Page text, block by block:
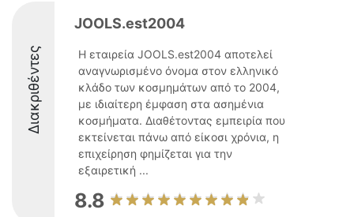
Διακριθέντες
JOOLS.est2004
Η εταιρεία JOOLS.est2004 αποτελεί
αναγνωρισμένο όνομα στον ελληνικό
κλάδο των κοσμημάτων από το 2004,
με ιδιαίτερη έμφαση στα ασημένια
κοσμήματα. Διαθέτοντας εμπειρία που
εκτείνεται πάνω από είκοσι χρόνια, η
επιχείρηση φημίζεται για την
εξαιρετική ...
8.8